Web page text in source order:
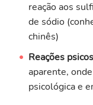
reação aos
de sódio
chinês)
Reações
aparente,
psicológica e